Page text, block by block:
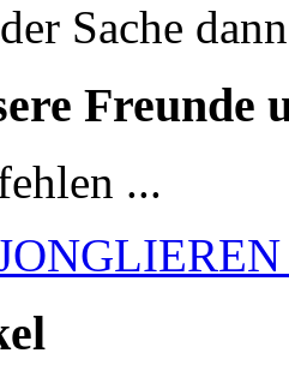
Sache
Freunde
...